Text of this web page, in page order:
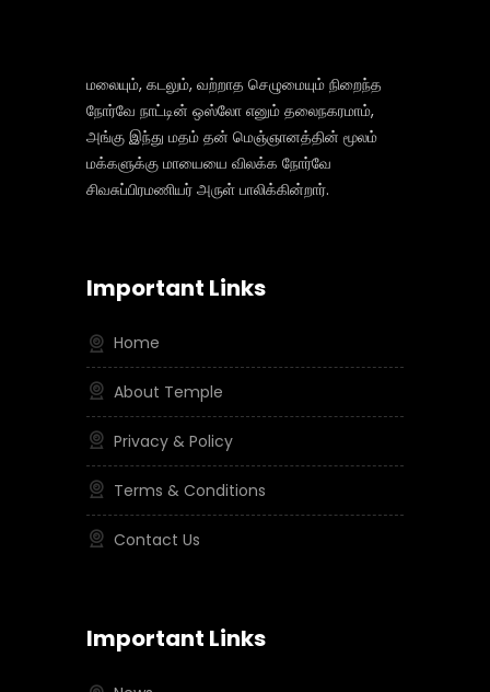
மலையும், கடலும், வற்றாத செழுமையும் நிறைந்த
நோர்வே நாட்டின் ஒஸ்லோ எனும் தலைநகரமாம்,
அங்கு இந்து மதம் தன் மெஞ்ஞானத்தின் மூலம்
மக்களுக்கு மாயையை விலக்க நோர்வே
சிவசுப்பிரமணியர் அருள் பாலிக்கின்றார்.
Important Links
Home
About Temple
Privacy & Policy
Terms & Conditions
Contact Us
Important Links